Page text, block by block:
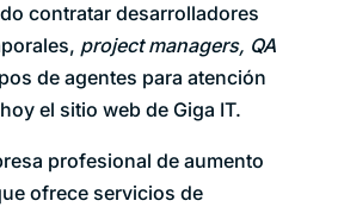
contratar desarrolladores
project managers, QA
de agentes para atención
el sitio web de Giga IT.
profesional de aumento
ofrece servicios de